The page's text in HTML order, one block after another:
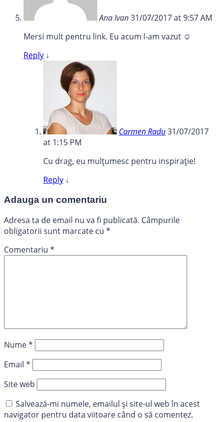
Ana Ivan31/07/2017 at 9:57 AM
Mersi mult pentru link. Eu acum l-am vazut ☺️
Reply ↓
Carmen Radu31/07/2017
at 1:15 PM
Cu drag, eu mulțumesc pentru inspirație!
Reply ↓
Adauga un comentariu
Adresa ta de email nu va fi publicată. Câmpurile
obligatorii sunt marcate cu *
Comentariu *
Nume*
Email *
Site web
Salvează-mi numele, emailul și site-ul web în acest
navigator pentru data viitoare când o să comentez.